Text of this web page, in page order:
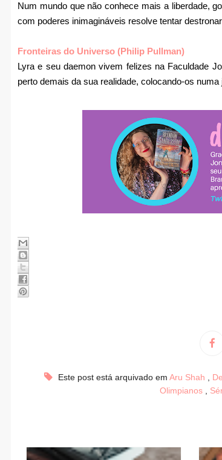
Num mundo que não conhece mais a liberdade,
com poderes inimagináveis resolve tentar
Fronteiras do Universo (Philip Pullman)
Lyra e seu daemon vivem felizes na Faculdade
perto demais da sua realidade, colocando-os
Este post está arquivado em Aru Shah ,
Olimpianos ,